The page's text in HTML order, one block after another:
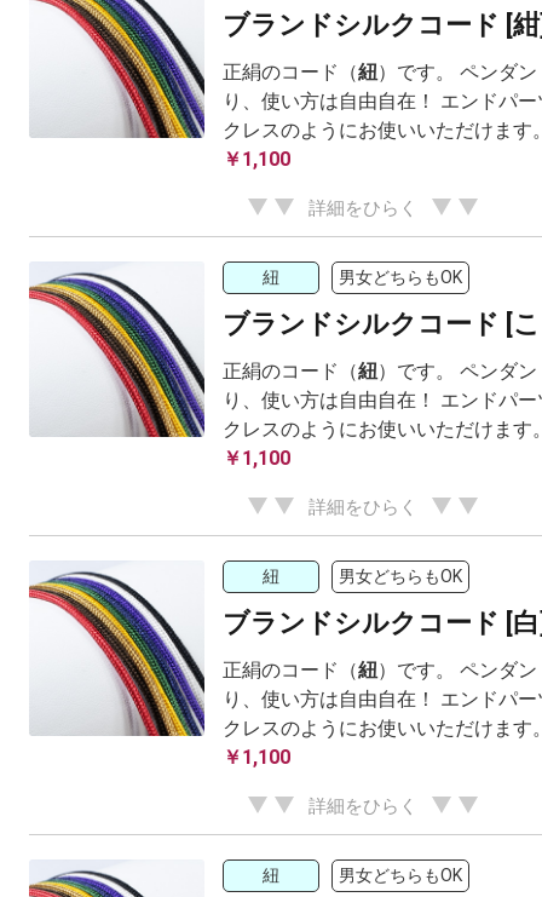
ブランドシルクコード [
正絹のコード（紐）です。 ペンダ
り、使い方は自由自在！ エンドパ
クレスのようにお使いいただけます
￥1,100
詳細をひらく
紐 男女どちらもOK
ブランドシルクコード [
正絹のコード（紐）です。 ペンダ
り、使い方は自由自在！ エンドパ
クレスのようにお使いいただけます
￥1,100
詳細をひらく
紐 男女どちらもOK
ブランドシルクコード [
正絹のコード（紐）です。 ペンダ
り、使い方は自由自在！ エンドパ
クレスのようにお使いいただけます
￥1,100
詳細をひらく
紐 男女どちらもOK